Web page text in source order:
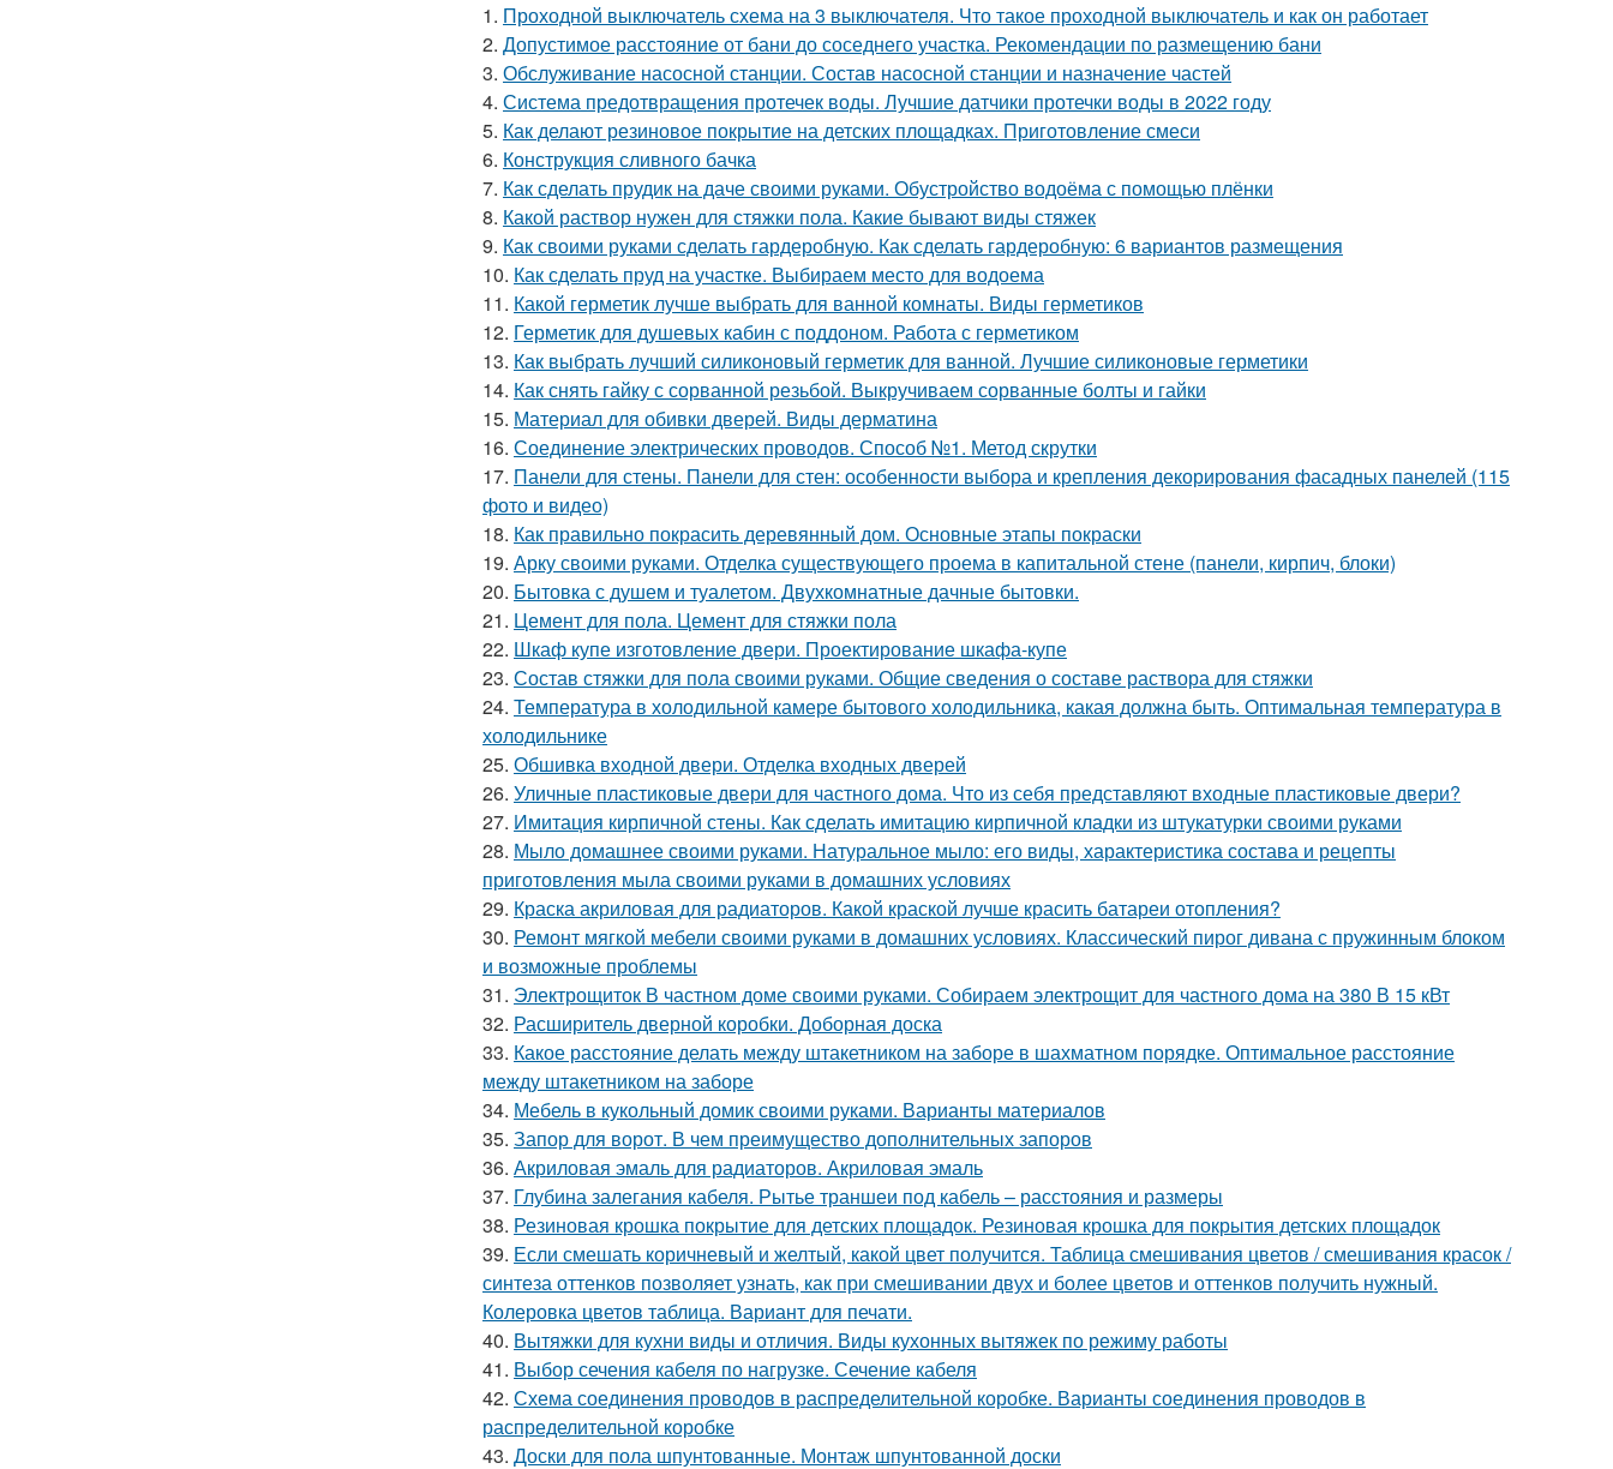
1. Проходной выключатель схема на 3 выключателя. Что такое проходной выключатель и как он работает
2. Допустимое расстояние от бани до соседнего участка. Рекомендации по размещению бани
3. Обслуживание насосной станции. Состав насосной станции и назначение частей
4. Система предотвращения протечек воды. Лучшие датчики протечки воды в 2022 году
5. Как делают резиновое покрытие на детских площадках. Приготовление смеси
6. Конструкция сливного бачка
7. Как сделать прудик на даче своими руками. Обустройство водоёма с помощью плёнки
8. Какой раствор нужен для стяжки пола. Какие бывают виды стяжек
9. Как своими руками сделать гардеробную. Как сделать гардеробную: 6 вариантов размещения
10. Как сделать пруд на участке. Выбираем место для водоема
11. Какой герметик лучше выбрать для ванной комнаты. Виды герметиков
12. Герметик для душевых кабин с поддоном. Работа с герметиком
13. Как выбрать лучший силиконовый герметик для ванной. Лучшие силиконовые герметики
14. Как снять гайку с сорванной резьбой. Выкручиваем сорванные болты и гайки
15. Материал для обивки дверей. Виды дерматина
16. Соединение электрических проводов. Способ №1. Метод скрутки
17. Панели для стены. Панели для стен: особенности выбора и крепления декорирования фасадных панелей (115
фото и видео)
18. Как правильно покрасить деревянный дом. Основные этапы покраски
19. Арку своими руками. Отделка существующего проема в капитальной стене (панели, кирпич, блоки)
20. Бытовка с душем и туалетом. Двухкомнатные дачные бытовки.
21. Цемент для пола. Цемент для стяжки пола
22. Шкаф купе изготовление двери. Проектирование шкафа-купе
23. Состав стяжки для пола своими руками. Общие сведения о составе раствора для стяжки
24. Температура в холодильной камере бытового холодильника, какая должна быть. Оптимальная температура в
холодильнике
25. Обшивка входной двери. Отделка входных дверей
26. Уличные пластиковые двери для частного дома. Что из себя представляют входные пластиковые двери?
27. Имитация кирпичной стены. Как сделать имитацию кирпичной кладки из штукатурки своими руками
28. Мыло домашнее своими руками. Натуральное мыло: его виды, характеристика состава и рецепты
приготовления мыла своими руками в домашних условиях
29. Краска акриловая для радиаторов. Какой краской лучше красить батареи отопления?
30. Ремонт мягкой мебели своими руками в домашних условиях. Классический пирог дивана с пружинным блоком
и возможные проблемы
31. Электрощиток В частном доме своими руками. Собираем электрощит для частного дома на 380 В 15 кВт
32. Расширитель дверной коробки. Доборная доска
33. Какое расстояние делать между штакетником на заборе в шахматном порядке. Оптимальное расстояние
между штакетником на заборе
34. Мебель в кукольный домик своими руками. Варианты материалов
35. Запор для ворот. В чем преимущество дополнительных запоров
36. Акриловая эмаль для радиаторов. Акриловая эмаль
37. Глубина залегания кабеля. Рытье траншеи под кабель – расстояния и размеры
38. Резиновая крошка покрытие для детских площадок. Резиновая крошка для покрытия детских площадок
39. Если смешать коричневый и желтый, какой цвет получится. Таблица смешивания цветов / смешивания красок /
синтеза оттенков позволяет узнать, как при смешивании двух и более цветов и оттенков получить нужный.
Колеровка цветов таблица. Вариант для печати.
40. Вытяжки для кухни виды и отличия. Виды кухонных вытяжек по режиму работы
41. Выбор сечения кабеля по нагрузке. Сечение кабеля
42. Схема соединения проводов в распределительной коробке. Варианты соединения проводов в
распределительной коробке
43. Доски для пола шпунтованные. Монтаж шпунтованной доски